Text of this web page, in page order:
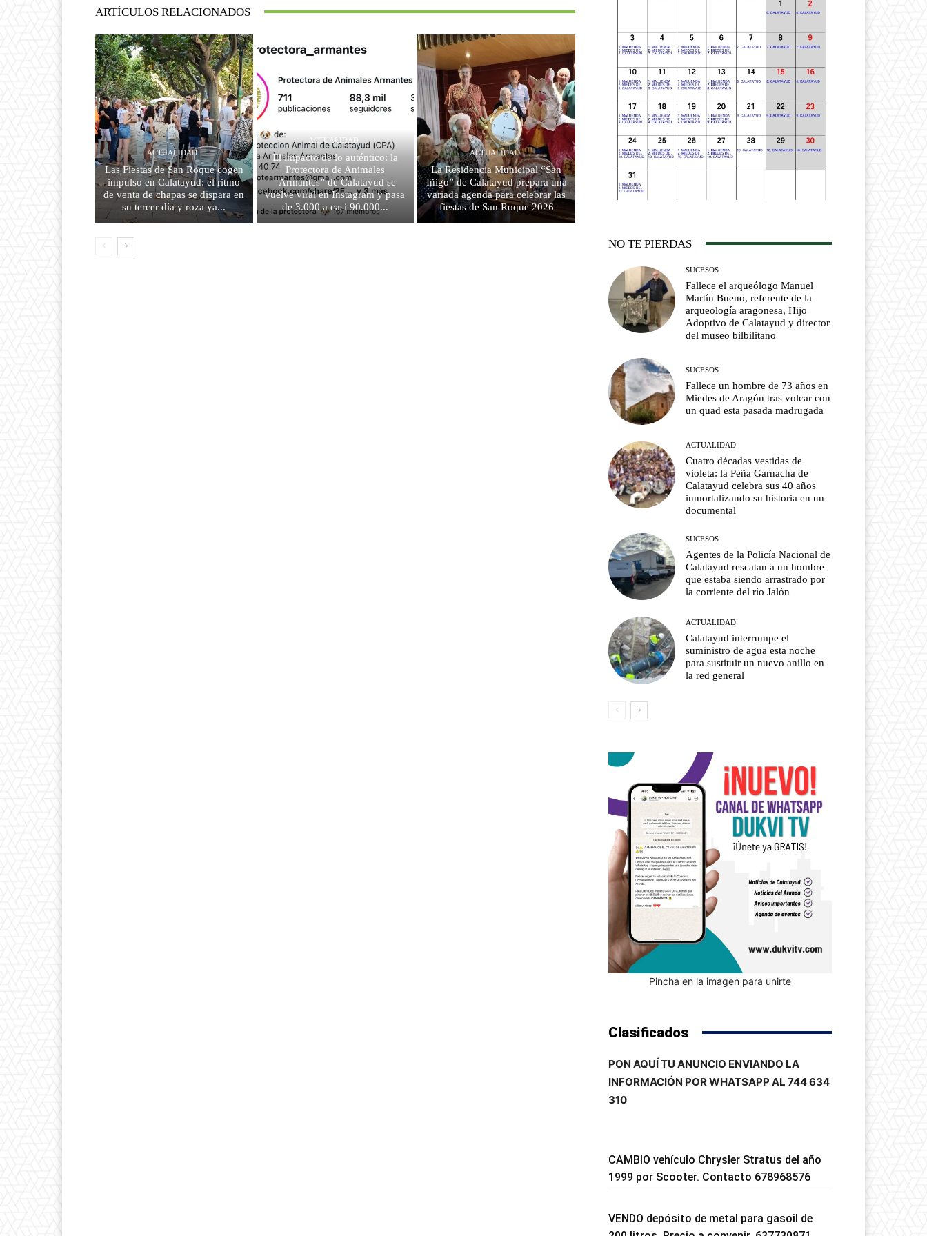
ARTÍCULOS RELACIONADOS
ACTUALIDAD
Las Fiestas de San Roque cogen
impulso en Calatayud: el ritmo
de venta de chapas se dispara en
su tercer día y roza ya...
ACTUALIDAD
El impacto de lo auténtico: la
Protectora de Animales
“Armantes” de Calatayud se
vuelve viral en Instagram y pasa
de 3.000 a casi 90.000...
ACTUALIDAD
La Residencia Municipal “San
Iñigo” de Calatayud prepara una
variada agenda para celebrar las
fiestas de San Roque 2026
NO TE PIERDAS
SUCESOS
Fallece el arqueólogo Manuel
Martín Bueno, referente de la
arqueología aragonesa, Hijo
Adoptivo de Calatayud y director
del museo bilbilitano
SUCESOS
Fallece un hombre de 73 años en
Miedes de Aragón tras volcar con
un quad esta pasada madrugada
ACTUALIDAD
Cuatro décadas vestidas de
violeta: la Peña Garnacha de
Calatayud celebra sus 40 años
inmortalizando su historia en un
documental
SUCESOS
Agentes de la Policía Nacional de
Calatayud rescatan a un hombre
que estaba siendo arrastrado por
la corriente del río Jalón
ACTUALIDAD
Calatayud interrumpe el
suministro de agua esta noche
para sustituir un nuevo anillo en
la red general
Pincha en la imagen para unirte
Clasificados
PON AQUÍ TU ANUNCIO ENVIANDO LA
INFORMACIÓN POR WHATSAPP AL 744 634
310
CAMBIO vehículo Chrysler Stratus del año
1999 por Scooter. Contacto 678968576
VENDO depósito de metal para gasoil de